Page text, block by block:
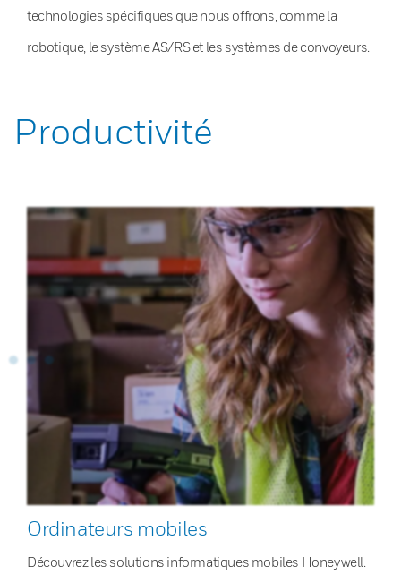
technologies spécifiques que nous offrons, comme la
robotique, le système AS/RS et les systèmes de convoyeurs.
Productivité
Ordinateurs mobiles
Découvrez les solutions informatiques mobiles Honeywell.